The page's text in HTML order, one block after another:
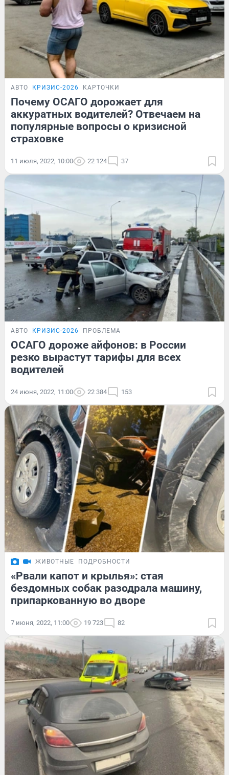
АВТО КРИЗИС-2026 КАРТОЧКИ
Почему ОСАГО дорожает для
аккуратных водителей? Отвечаем на
популярные вопросы о кризисной
страховке
11 июля, 2022, 10:00 22 124 37
АВТО КРИЗИС-2026 ПРОБЛЕМА
ОСАГО дороже айфонов: в России
резко вырастут тарифы для всех
водителей
24 июня, 2022, 11:00 22 384 153
ЖИВОТНЫЕ ПОДРОБНОСТИ
«Рвали капот и крылья»: стая
бездомных собак разодрала машину,
припаркованную во дворе
7 июня, 2022, 11:00 19 723 82